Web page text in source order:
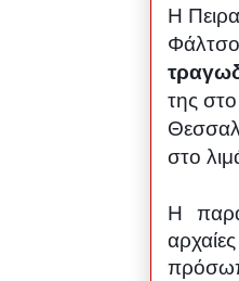
Η
της
στο
Η